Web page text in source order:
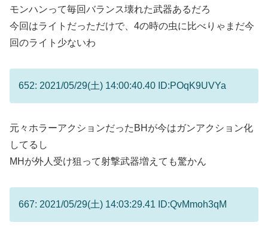
モンハンって毎回バランス壊れた武器あるだろ
今回はライトだっただけで、4の時の虫に比べりゃまだ今
回のライト少ないわ
652: 2021/05/29(土) 14:00:40.40 ID:POqK9UVYa
元々ホラーアクションだったBHが今はガンアクション化
してるし
MHが外人受け狙って射撃武器増えても驚かん
667: 2021/05/29(土) 14:03:29.41 ID:QvMmoh3qM